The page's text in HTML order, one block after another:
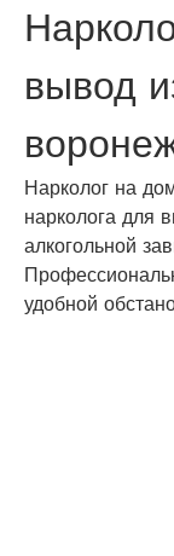
вывод
Нарколог на
нарколога для
алкогольной
удобной